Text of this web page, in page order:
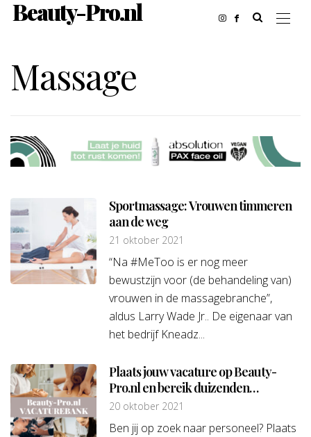
Beauty-Pro.nl
Massage
Sportmassage: Vrouwen timmeren
aan de weg
21 oktober 2021
“Na #MeToo is er nog meer
bewustzijn voor (de behandeling van)
vrouwen in de massagebranche”,
aldus Larry Wade Jr.. De eigenaar van
het bedrijf Kneadz...
Plaats jouw vacature op Beauty-
Pro.nl en bereik duizenden
professionals!
20 oktober 2021
Ben jij op zoek naar personeel? Plaats